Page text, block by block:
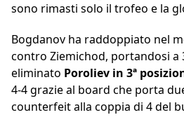
sono rimasti solo il trofeo e la
Bogdanov ha raddoppiato nel
contro Ziemichod, portandosi a
eliminato Poroliev in 3ª
4-4 grazie al board che porta
counterfeit alla coppia di 4 del